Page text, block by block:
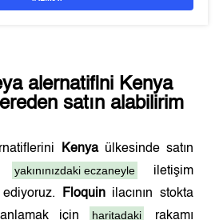
alernatifini Kenya
satın alabilirim
Kenyaülkesinde satın
yakınınızdaki eczaneyle
iletişim
ediyoruz.
Floquinilacının stokta
anlamak için
haritadaki rakamı